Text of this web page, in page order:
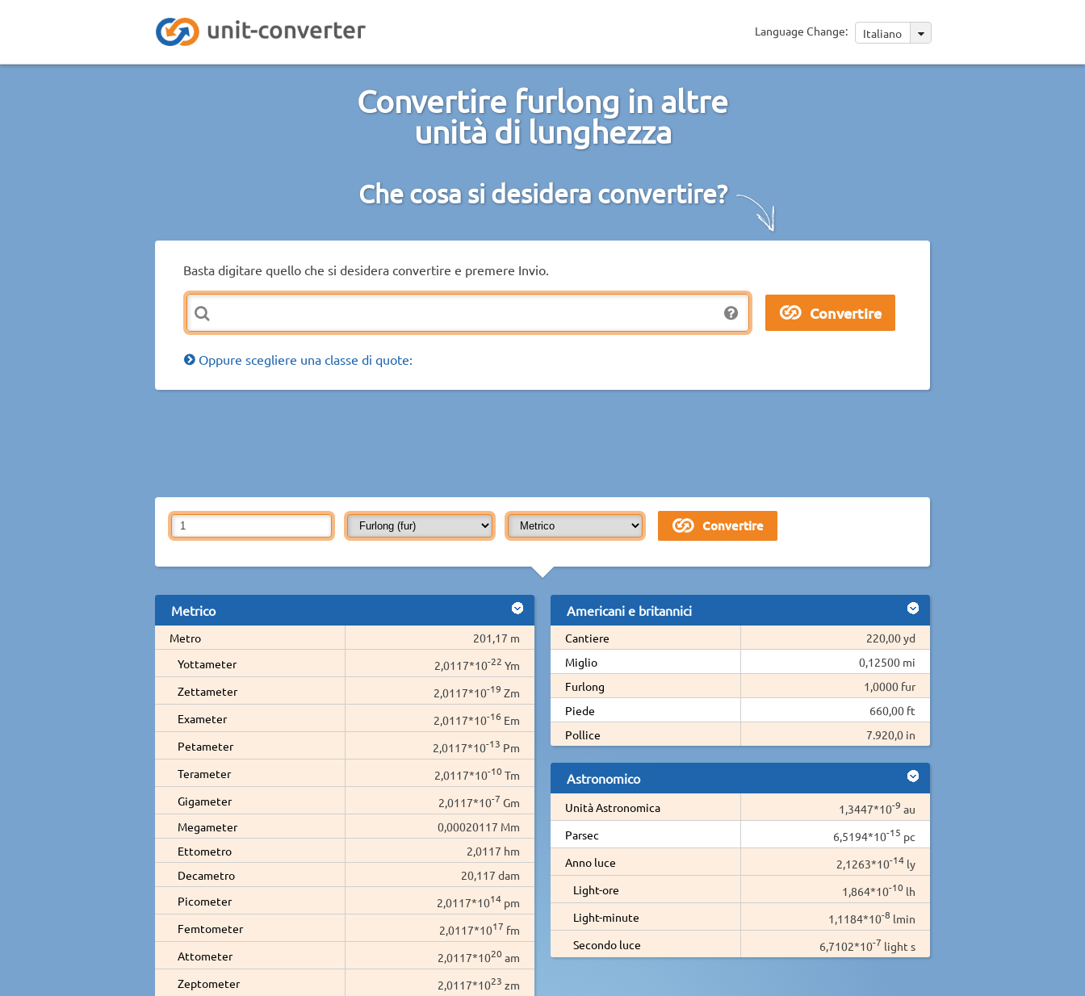
Language Change: Italiano
Convertire furlong in altre
unità di lunghezza
Che cosa si desidera convertire?
Basta digitare quello che si desidera convertire e premere Invio.
Oppure scegliere una classe di quote:
Metrico
Metro
201,17 m
Yottameter
2,0117*10-22 Ym
Zettameter
2,0117*10-19 Zm
Exameter
2,0117*10-16 Em
Petameter
2,0117*10-13 Pm
Terameter
2,0117*10-10 Tm
Gigameter
2,0117*10-7 Gm
Megameter
0,00020117 Mm
Ettometro
2,0117 hm
Decametro
20,117 dam
Picometer
2,0117*1014 pm
Femtometer
2,0117*1017 fm
Attometer
2,0117*1020 am
Zeptometer
2,0117*1023 zm
Americani e britannici
Cantiere
220,00 yd
Miglio
0,12500 mi
Furlong
1,0000 fur
Piede
660,00 ft
Pollice
7.920,0 in
Astronomico
Unità Astronomica 1,3447*10-9 au
Parsec
6,5194*10-15 pc
Anno luce
2,1263*10-14ly
Light-ore
1,864*10-10 lh
Light-minute
1,1184*10-8 lmin
Secondo luce
6,7102*10-7 light s